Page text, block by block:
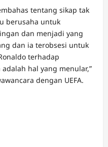
tentang sikap tak
berusaha untuk
dan menjadi yang
dan ia terobsesi untuk
terhadap
hal yang menular,”
dengan UEFA.